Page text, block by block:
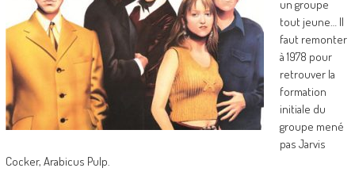
un groupe
tout jeune… Il
faut remonter
à 1978 pour
retrouver la
formation
initiale du
groupe mené
pas Jarvis
Cocker, Arabicus Pulp.